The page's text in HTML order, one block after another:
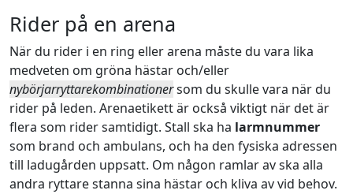
Rider på en arena
När du rider i en ring eller arena måste du vara lika
medveten om gröna hästar och/eller
nybörjarryttarekombinationersom du skulle vara när du
rider på leden. Arenaetikett är också viktigt när det är
flera som rider samtidigt. Stall ska ha larmnummer
som brand och ambulans, och ha den fysiska adressen
till ladugården uppsatt. Om någon ramlar av ska alla
andra ryttare stanna sina hästar och kliva av vid behov.